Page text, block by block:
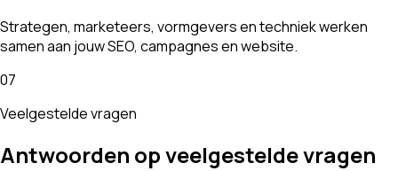
Strategen, marketeers, vormgevers en techniek werken
samen aan jouw SEO, campagnes en website.
07
Veelgestelde vragen
Antwoorden op veelgestelde vragen